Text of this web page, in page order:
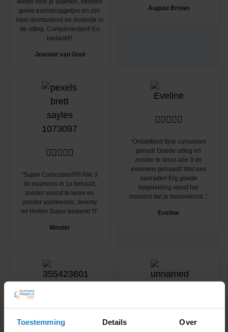
Toestemming Details Over
weten voor je examen, hebben
goeie ezelsbruggetjes en zijn
heel doortastend en duidelijk in
de uitleg. Complimenten!! En
bedankt!!
Jeannot van Gool
August Brown
    
“Super Cursussen!!!!!! Alle 3
de examens in 1x behaalt,
zonder vooraf te leren en
zonder voorkennis. Jeremy
en Hellen Super bedankt !!!”
Wouter
    
“Ontzettend fijne cursussen
gehad! Goede uitleg en
zonder te leren alle 3 de
examens gehaald! Wat een
aanrader! Erg goede
begeleiding vanaf het
moment dat je binnenkomt..”
Eveline
